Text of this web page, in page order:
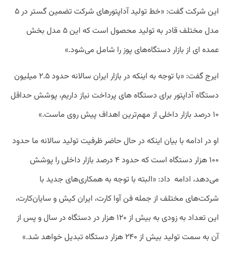
این شرکت گفت: «خط تولید آداپتور‌های شرکت تضمین گستر در ۵
مدل مختلف قادر به تولید محصول است که این ۵ مدل بخش
عمده ای از بازار دستگاه‌های پوز را شامل می‌شود.»
ایرج گفت: «با توجه به اینکه در بازار ایران سالانه حدود ۲.۵ میلیون
دستگاه آداپتور برای دستگاه های پرداخت نیاز داریم، پوشش حداقل
۱۰ درصد بازار داخلی از مهم‌ترین اهداف پیش روی ماست.»
او در ادامه با بیان اینکه در حال حاضر ظرفیت تولید سالانه ما حدود
۱۰۰ هزار دستگاه است که حدود ۴ درصد بازار داخلی را پوشش
می‌دهد، ادامه داد: «البته با توجه به همکاری‌های جدید با
شرکت‌های مختلف از جمله فن آوا کارت، ایران کیش و سایان‌کارت،
این تعداد به زودی به بیش از ۱۲۰ هزار در دستگاه در سال و پس از
آن به سمت تولید بیش از ۲۴۰ هزار دستگاه تبدیل خواهد شد.»